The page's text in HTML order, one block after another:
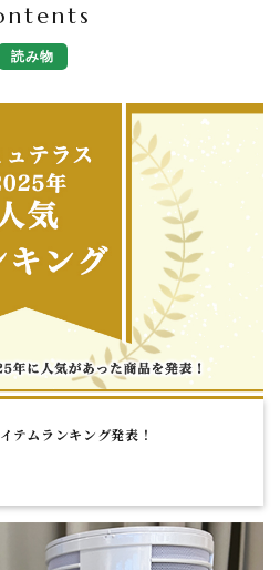
読み物
テムランキング発表！